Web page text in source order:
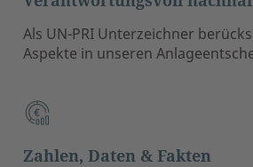
Als UN-PRI Unterzeichner
Aspekte in unseren
Zahlen, Daten & Fakten